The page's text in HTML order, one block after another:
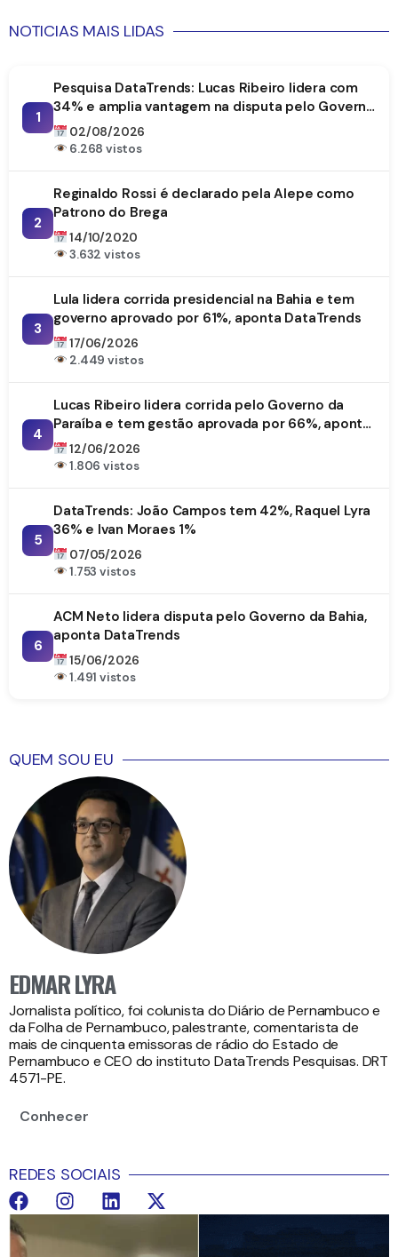
NOTICIAS MAIS LIDAS
1
Pesquisa DataTrends: Lucas Ribeiro lidera com
34% e amplia vantagem na disputa pelo Governo
da Paraíba
02/08/2026
6.268 vistos
2
Reginaldo Rossi é declarado pela Alepe como
Patrono do Brega
14/10/2020
3.632 vistos
3
Lula lidera corrida presidencial na Bahia e tem
governo aprovado por 61%, aponta DataTrends
17/06/2026
2.449 vistos
4
Lucas Ribeiro lidera corrida pelo Governo da
Paraíba e tem gestão aprovada por 66%, aponta
DataTrends
12/06/2026
1.806 vistos
5
DataTrends: João Campos tem 42%, Raquel Lyra
36% e Ivan Moraes 1%
07/05/2026
1.753 vistos
6
ACM Neto lidera disputa pelo Governo da Bahia,
aponta DataTrends
15/06/2026
1.491 vistos
QUEM SOU EU
EDMAR LYRA
Jornalista político, foi colunista do Diário de Pernambuco e
da Folha de Pernambuco, palestrante, comentarista de
mais de cinquenta emissoras de rádio do Estado de
Pernambuco e CEO do instituto DataTrends Pesquisas. DRT
4571-PE.
Conhecer
REDES SOCIAIS